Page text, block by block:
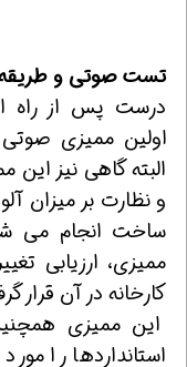
تست صوتی و طریقه
البته گاهی نیز
و نظارت بر میزان
ساخت انجام می
ممیزی، ارزیابی
کارخانه در آن قرار
این ممیزی
استانداردها را